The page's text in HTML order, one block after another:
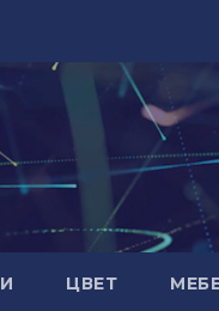
ЦВЕТ